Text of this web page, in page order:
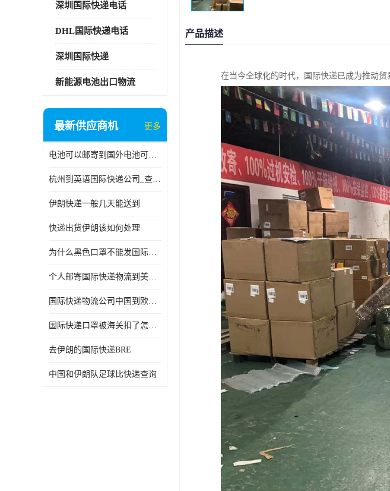
深圳国际快递电话
DHL国际快递电话
深圳国际快递
新能源电池出口物流
最新供应商机 更多
电池可以邮寄到国外电池可以发国际物流手机电池可以邮寄到国外
杭州到英语国际快递公司_查国际快递
伊朗快递一般几天能送到
快递出货伊朗该如何处理
为什么黑色口罩不能发国际快递 国际寄口罩快递需要填写信息
个人邮寄国际快递物流到美加墨西哥英国比利时荷兰波兰意大利
国际快递物流公司中国到欧洲英国法国德国能寄铁路空运海运
国际快递口罩被海关扣了怎么办
去伊朗的国际快递BRE
中国和伊朗队足球比快递查询
产品描述
在当今全球化的时代，国际快递已成为推动贸